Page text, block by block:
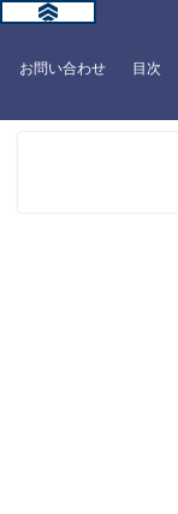
お問い合わせ 目次